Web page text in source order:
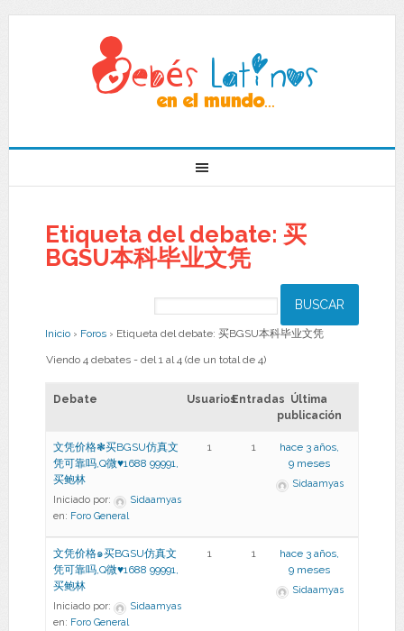
Etiqueta del debate: 买
BGSU本科毕业文凭
Inicio › Foros › Etiqueta del debate: 买BGSU本科毕业文凭
Viendo 4 debates - del 1 al 4 (de un total de 4)
Debate UsuariosEntradas Última
publicación
文凭价格❃买BGSU仿真文
凭可靠吗,Q微♥1688 99991,
买鲍林
Iniciado por:
Sidaamyas
en: Foro General
1 1
hace 3 años,
9 meses
Sidaamyas
文凭价格๑买BGSU仿真文
凭可靠吗,Q微♥1688 99991,
买鲍林
Iniciado por:
Sidaamyas
en: Foro General
1 1
hace 3 años,
9 meses
Sidaamyas